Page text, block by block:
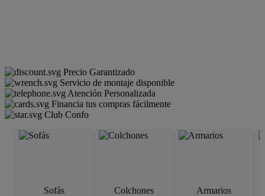
Precio Garantizado
Servicio de montaje disponible
Atención Personalizada
Financia tus compras fácilmente
Club Confo
Sofás Colchones Armarios